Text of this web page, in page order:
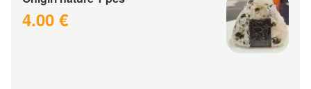
4.00 €